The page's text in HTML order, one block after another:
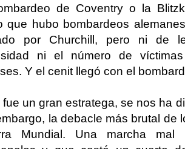
de Coventry o la
que hubo bombardeos
por Churchill, pero ni de
ni el número de
Y el cenit llegó con el
fue un gran estratega, se nos ha
la debacle más brutal de
Mundial. Una marcha mal